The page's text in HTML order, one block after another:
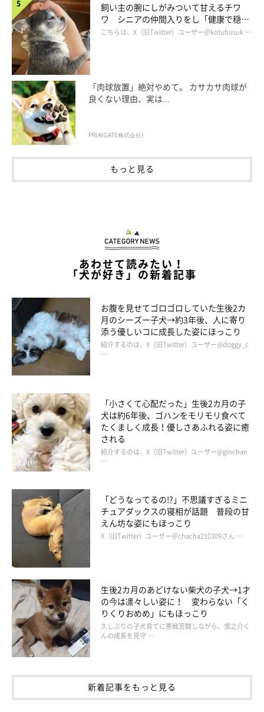
最近の貫太朗くんの様子 ニコニコでかわいい
こうして飼い主さんのもとで成長していった貫太朗くんも、現在
は生後9カ月に。最近の様子については、こんなことを教えてく
れました。
「今でもとても臆病な性格なので、家族以外の人やほかの犬たち
との関わりは、まだまだ難しいという状況です。でも、とても賢
飼い主の腕にしがみついて甘えるチワ
ワ シニアの仲間入りをし「健康で穏や
かな暮らしが続いてほしい」と願う
こちらは、X（旧Twitter）ユーザー＠kotubusuk …
「肉球放置」絶対やめて。 カサカサ肉球が
良くない理由、実は...
PR(AIGATE株式会社)
もっと見る
あわせて読みたい！
「犬が好き」の新着記事
お腹を見せてゴロゴロしていた生後2カ
月のシーズー子犬→約3年後、人に寄り
添う優しいコに成長した姿にほっこり
紹介するのは、X（旧Twitter）ユーザー@doggy_c
…
「小さくて心配だった」生後2カ月の子
犬は約6年後、ゴハンをモリモリ食べて
たくましく成長！優しさあふれる姿に癒
される
紹介するのは、X（旧Twitter）ユーザー@ginchan
…
「どうなってるの!?」不思議すぎるミニ
チュアダックスの寝相が話題 普段の甘
えん坊な姿にもほっこり
X（旧Twitter）ユーザー＠chacha210309さん …
生後2カ月のあどけない柴犬の子犬→1才
の今は凛々しい姿に！ 変わらない「く
りくりおめめ」にもほっこり
久しぶりの子犬育てに悪戦苦闘しながら、慎之介く
んの成長を見守 …
新着記事をもっと見る